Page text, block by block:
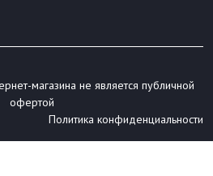
магазина не является публичной
офертой
Политика конфиденциальности